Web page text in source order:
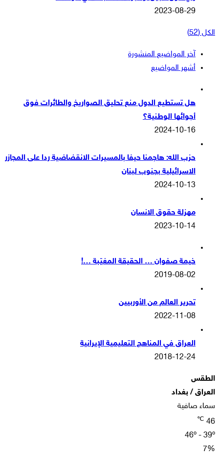
2023-08-29
الكل (52)
آخر المواضيع المنشورة
أشهر المواضيع
هل تستطيع الدول منع تحليق الصواريخ والطائرات فوق
أجوائها الوطنية؟
2024-10-16
حزب الله: هاجمنا حيفا بالمسيرات الانقضاضية ردا على المجازر
الاسرائيلية بجنوب لبنان
2024-10-13
مهزلة حقوق الانسان
2023-10-14
خيمة صفوان … الحقيقة المغيّبة …!
2019-08-02
تحرير العالم من الأوربيين
2022-11-08
العراق في المناهج التعليمية الإيرانية
2018-12-24
الطقس
العراق / بغداد
سماء صافية
46
℃
46º - 39º
7%